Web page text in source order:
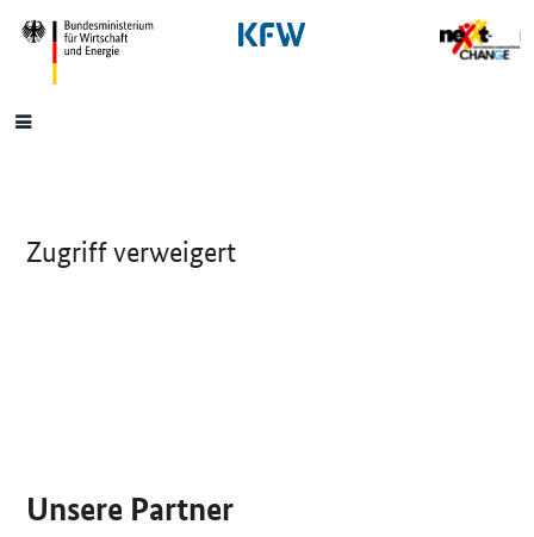
SrOnlyNavigation
Hauptmenü
Zugriff verweigert
Unsere Partner